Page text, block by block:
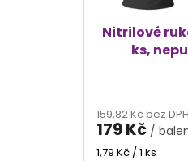
Nitrilové
ks,
produktu
je
4,6
159,82 Kč bez DPH
179 Kč /
Měrná
1,79 Kč / 1 ks